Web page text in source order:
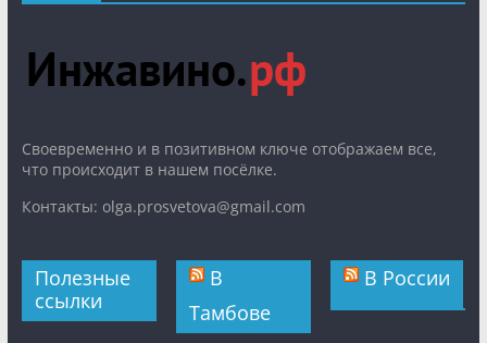
Cвоевременно и в позитивном ключе отображаем все,
что происходит в нашем посёлке.
Контакты: olga.prosvetova@gmail.com
Полезные
ссылки
В
Тамбове
В России